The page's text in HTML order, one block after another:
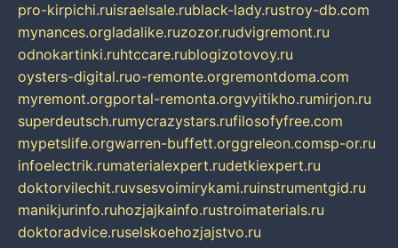
pro-kirpichi.ruisraelsale.rublack-lady.rustroy-db.com
mynances.orgladalike.ruzozor.rudvigremont.ru
odnokartinki.ruhtccare.rublogizotovoy.ru
oysters-digital.ruo-remonte.orgremontdoma.com
myremont.orgportal-remonta.orgvyitikho.rumirjon.ru
superdeutsch.rumycrazystars.rufilosofyfree.com
mypetslife.orgwarren-buffett.orggreleon.comsp-or.ru
infoelectrik.rumaterialexpert.rudetkiexpert.ru
doktorvilechit.ruvsesvoimirykami.ruinstrumentgid.ru
manikjurinfo.ruhozjajkainfo.rustroimaterials.ru
doktoradvice.ruselskoehozjajstvo.ru